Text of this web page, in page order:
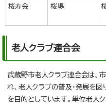
桜寿会 桜堤
老人クラブ連合会
武蔵野市老人クラブ連合会は、
れ、老人クラブの普及・発展を
を目的としています。単位老人